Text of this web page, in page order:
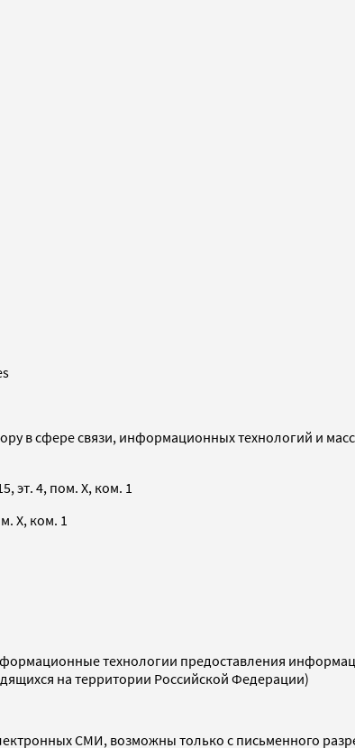
в сфере связи, информационных технологий и
эт. 4, пом. X, ком. 1
X, ком. 1
технологии предоставления
на территории Российской Федерации)
СМИ, возможны только с письменного